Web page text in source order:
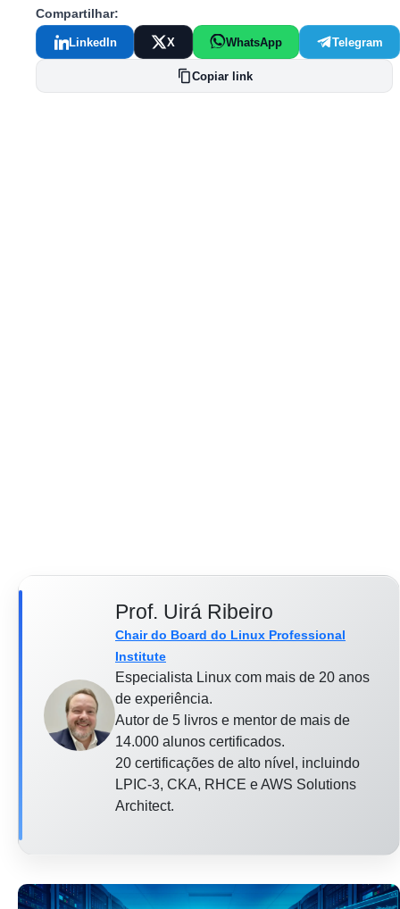
Compartilhar:
LinkedIn X WhatsApp Telegram
Copiar link
Prof. Uirá Ribeiro
Chair do Board do Linux Professional
Institute
Especialista Linux com mais de 20 anos
de experiência.
Autor de 5 livros e mentor de mais de
14.000 alunos certificados.
20 certificações de alto nível, incluindo
LPIC-3, CKA, RHCE e AWS Solutions
Architect.